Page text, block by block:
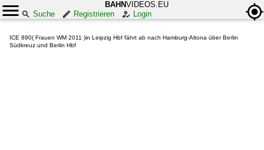
BAHNVIDEOS.EU
Suche
Registrieren Login
ICE 890( Frauen WM 2011 )in Leipzig Hbf fährt ab nach Hamburg-Altona über Berlin
Südkreuz und Berlin Hbf